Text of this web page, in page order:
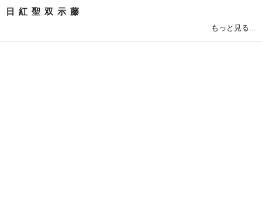
日 紅 聖 双 示 藤
もっと見る...